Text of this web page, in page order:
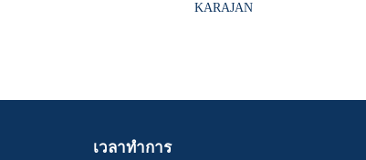
KARAJAN
เวลาทำการ